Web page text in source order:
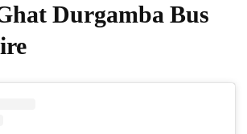
Durgamba Bus